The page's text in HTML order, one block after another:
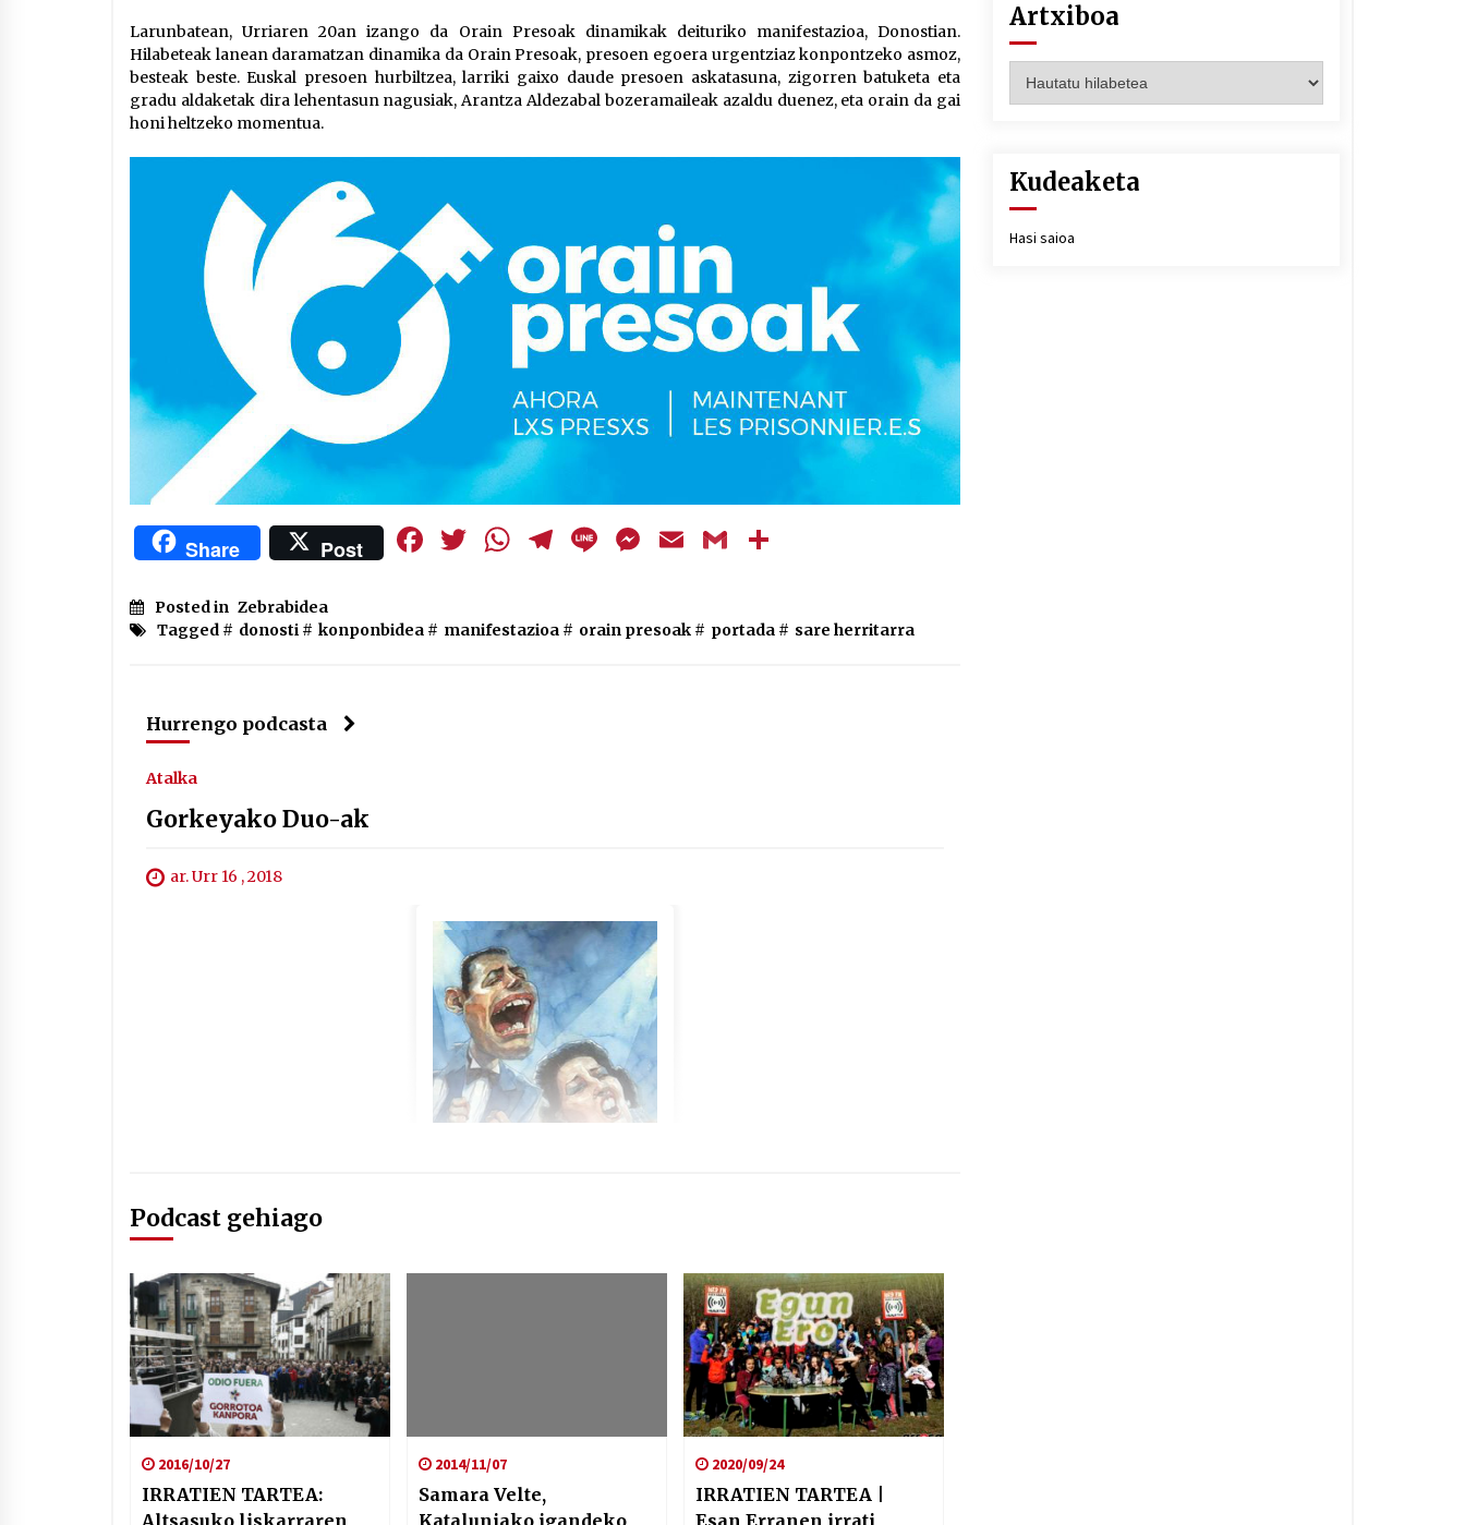
jaisteko.
Larunbatean, Urriaren 20an izango da Orain Presoak dinamikak deituriko manifestazioa, Donostian.
Hilabeteak lanean daramatzan dinamika da Orain Presoak, presoen egoera urgentziaz konpontzeko asmoz,
besteak beste. Euskal presoen hurbiltzea, larriki gaixo daude presoen askatasuna, zigorren batuketa eta
gradu aldaketak dira lehentasun nagusiak, Arantza Aldezabal bozeramaileak azaldu duenez, eta orain da gai
honi heltzeko momentua.
Share Post Facebook
Twitter
WhatsApp
Telegram
LineMessenger
EmailGmail
Posted in Zebrabidea
Tagged # donosti # konponbidea # manifestazioa # orain presoak # portada # sare herritarra
Hurrengo podcasta
Atalka
Gorkeyako Duo-ak
ar. Urr 16 , 2018
Podcast gehiago
2016/10/27
IRRATIEN TARTEA:
2014/11/07
Samara Velte,
2020/09/24
IRRATIEN TARTEA |
Artxiboa
Kudeaketa
Hasi saioa